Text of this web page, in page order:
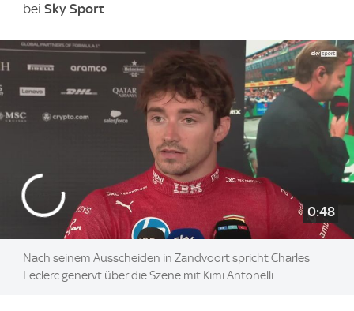
bei Sky Sport.
0:48
Nach seinem Ausscheiden in Zandvoort spricht Charles
Leclerc genervt über die Szene mit Kimi Antonelli.